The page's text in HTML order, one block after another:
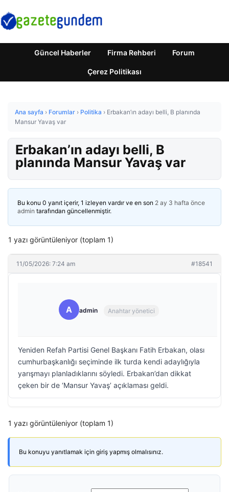
Güncel Haberler Firma Rehberi Forum
Çerez Politikası
Ana sayfa › Forumlar › Politika › Erbakan’ın adayı belli, B planında
Mansur Yavaş var
Erbakan’ın adayı belli, B
planında Mansur Yavaş var
Bu konu 0 yanıt içerir, 1 izleyen vardır ve en son 2 ay 3 hafta önce
admin tarafından güncellenmiştir.
1 yazı görüntüleniyor (toplam 1)
11/05/2026: 7:24 am #18541
A admin Anahtar yönetici
Yeniden Refah Partisi Genel Başkanı Fatih Erbakan, olası
cumhurbaşkanlığı seçiminde ilk turda kendi adaylığıyla
yarışmayı planladıklarını söyledi. Erbakan’dan dikkat
çeken bir de ‘Mansur Yavaş’ açıklaması geldi.
1 yazı görüntüleniyor (toplam 1)
Bu konuyu yanıtlamak için giriş yapmış olmalısınız.